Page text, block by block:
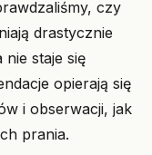
czy
drastycznie
staje się
opierają się
i obserwacji, jak
prania.